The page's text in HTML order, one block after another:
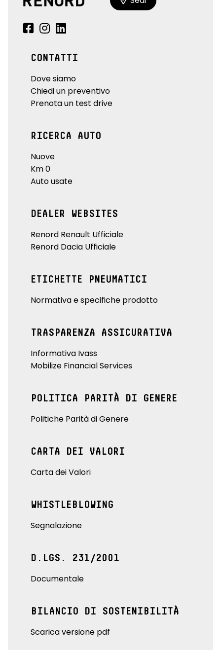
CONTATTI
Dove siamo
Chiedi un preventivo
Prenota un test drive
RICERCA AUTO
Nuove
Km 0
Auto usate
DEALER WEBSITES
Renord Renault Ufficiale
Renord Dacia Ufficiale
ETICHETTE PNEUMATICI
Normativa e specifiche prodotto
TRASPARENZA ASSICURATIVA
Informativa Ivass
Mobilize Financial Services
POLITICA PARITÀ DI GENERE
Politiche Parità di Genere
CARTA DEI VALORI
Carta dei Valori
WHISTLEBLOWING
Segnalazione
D.LGS. 231/2001
Documentale
BILANCIO DI SOSTENIBILITÀ
Scarica versione pdf